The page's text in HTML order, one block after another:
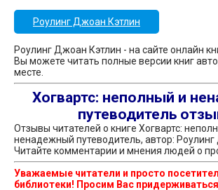
Роулинг Джоан Кэтлин
Роулинг Джоан Кэтлин - на сайте онлайн
Вы можете читать полные версии книг
месте.
Хогвартс: неполный и
путеводитель
Отзывы читателей о книге Хогвартс:
ненадежный путеводитель, автор: Роулинг
Читайте комментарии и мнения людей о
Уважаемые читатели и просто
библиотеки! Просим Вас